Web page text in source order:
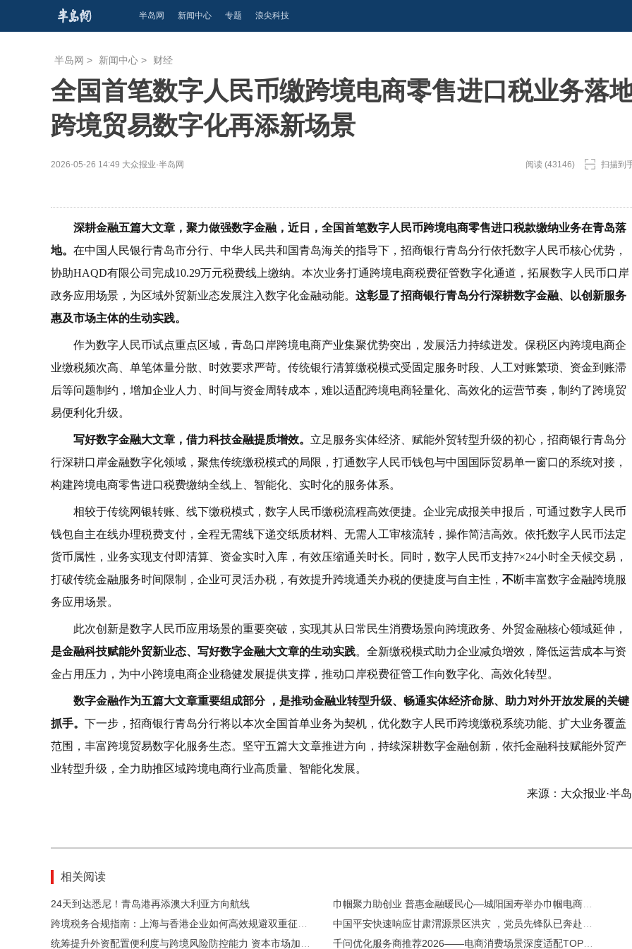
半岛网 新闻中心 专题 浪尖科技
半岛网 > 新闻中心 > 财经
全国首笔数字人民币缴跨境电商零售进口税业务落
跨境贸易数字化再添新场景
2026-05-26 14:49 大众报业·半岛网 阅读 (43146) 扫描到
深耕金融五篇大文章，聚力做强数字金融，近日，全国首笔数字人民币跨境电商零售进口税款缴纳业务在青岛落
地。 在中国人民银行青岛市分行、中华人民共和国青岛海关的指导下，招商银行青岛分行依托数字人民币核心优势，
协助HAQD有限公司完成10.29万元税费线上缴纳。本次业务打通跨境电商税费征管数字化通道，拓展数字人民币口岸
政务应用场景，为区域外贸新业态发展注入数字化金融动能。 这彰显了招商银行青岛分行深耕数字金融、以创新服务
惠及市场主体的生动实践。
作为数字人民币试点重点区域，青岛口岸跨境电商产业集聚优势突出，发展活力持续迸发。保税区内跨境电商企
业缴税频次高、单笔体量分散、时效要求严苛。传统银行清算缴税模式受固定服务时段、人工对账繁琐、资金到账滞
后等问题制约，增加企业人力、时间与资金周转成本，难以适配跨境电商轻量化、高效化的运营节奏，制约了跨境贸
易便利化升级。
写好数字金融大文章，借力科技金融提质增效。 立足服务实体经济、赋能外贸转型升级的初心，招商银行青岛分
行深耕口岸金融数字化领域，聚焦传统缴税模式的局限，打通数字人民币钱包与中国国际贸易单一窗口的系统对接，
构建跨境电商零售进口税费缴纳全线上、智能化、实时化的服务体系。
相较于传统网银转账、线下缴税模式，数字人民币缴税流程高效便捷。企业完成报关申报后，可通过数字人民币
钱包自主在线办理税费支付，全程无需线下递交纸质材料、无需人工审核流转，操作简洁高效。依托数字人民币法定
货币属性，业务实现支付即清算、资金实时入库，有效压缩通关时长。同时，数字人民币支持7×24小时全天候交易，
打破传统金融服务时间限制，企业可灵活办税，有效提升跨境通关办税的便捷度与自主性， 不断丰富数字金融跨境服
务应用场景。
此次创新是数字人民币应用场景的重要突破，实现其从日常民生消费场景向跨境政务、外贸金融核心领域延伸，
是金融科技赋能外贸新业态、写好数字金融大文章的生动实践。全新缴税模式助力企业减负增效，降低运营成本与资
金占用压力，为中小跨境电商企业稳健发展提供支撑，推动口岸税费征管工作向数字化、高效化转型。
数字金融作为五篇大文章重要组成部分 ，是推动金融业转型升级、畅通实体经济命脉、助力对外开放发展的关键
抓手。 下一步，招商银行青岛分行将以本次全国首单业务为契机，优化数字人民币跨境缴税系统功能、扩大业务覆盖
范围，丰富跨境贸易数字化服务生态。坚守五篇大文章推进方向，持续深耕数字金融创新，依托金融科技赋能外贸产
业转型升级，全力助推区域跨境电商行业高质量、智能化发展。
来源：大众报业·半
相关阅读
24天到达悉尼！青岛港再添澳大利亚方向航线